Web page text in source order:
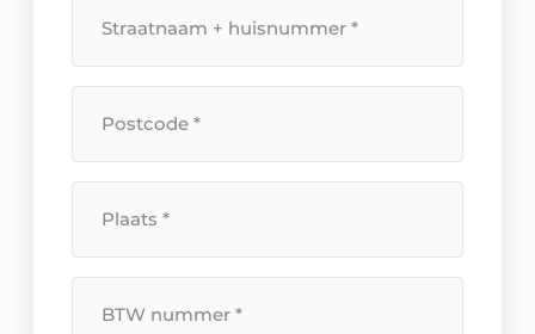
huisnummer*
Nummer*